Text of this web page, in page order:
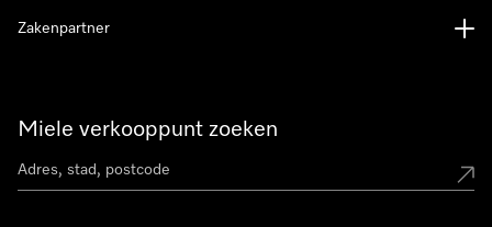
Miele verkooppunt zoeken
Zakenpartner